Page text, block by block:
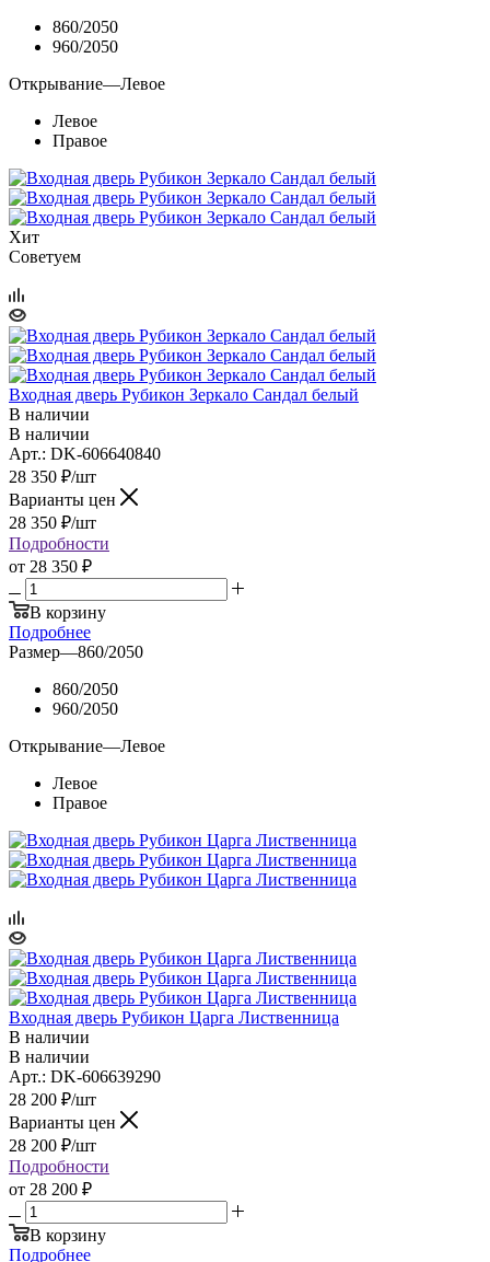
860/2050
960/2050
Открывание—Левое
Левое
Правое
Хит
Советуем
Входная дверь Рубикон Зеркало Сандал белый
В наличии
В наличии
Арт.: DK-606640840
28 350 ₽/шт
Варианты цен
28 350 ₽/шт
Подробности
от 28 350 ₽
В корзину
Подробнее
Размер—860/2050
860/2050
960/2050
Открывание—Левое
Левое
Правое
Входная дверь Рубикон Царга Лиственница
В наличии
В наличии
Арт.: DK-606639290
28 200 ₽/шт
Варианты цен
28 200 ₽/шт
Подробности
от 28 200 ₽
В корзину
Подробнее